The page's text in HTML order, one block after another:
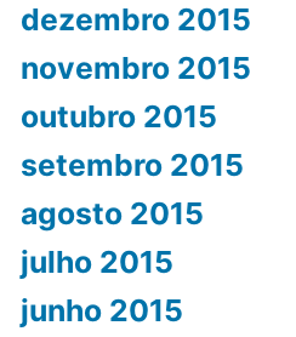
dezembro 2015
novembro 2015
outubro 2015
setembro 2015
agosto 2015
julho 2015
junho 2015